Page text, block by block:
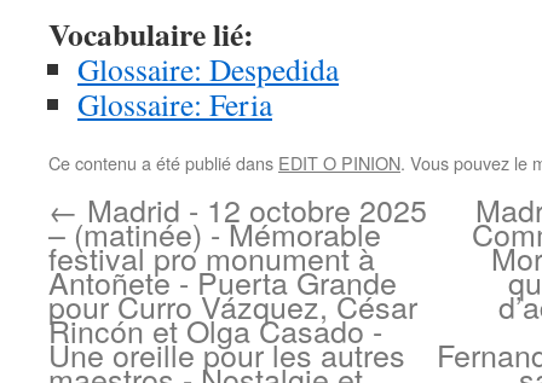
Vocabulaire lié:
Glossaire: Despedida
Glossaire: Feria
Ce contenu a été publié dans EDIT O PINION. Vous pouvez le
← Madrid - 12 octobre 2025
– (matinée) - Mémorable
festival pro monument à
Antoñete - Puerta Grande
pour Curro Vázquez, César
Rincón et Olga Casado -
Une oreille pour les autres